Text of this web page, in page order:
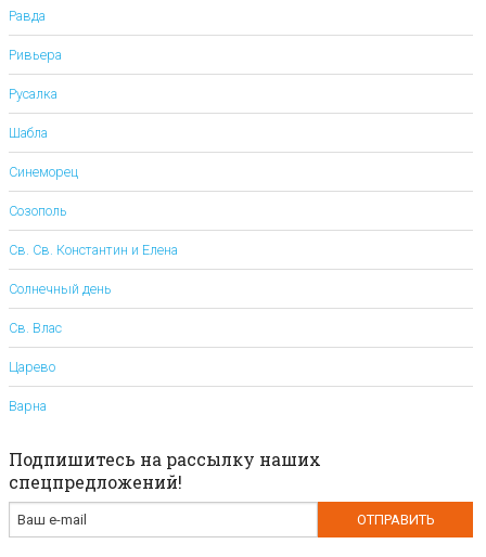
Равда
Ривьера
Русалка
Шабла
Синеморец
Созополь
Св. Св. Константин и Елена
Солнечный день
Св. Влас
Царево
Варна
Подпишитесь на рассылку наших
спецпредложений!